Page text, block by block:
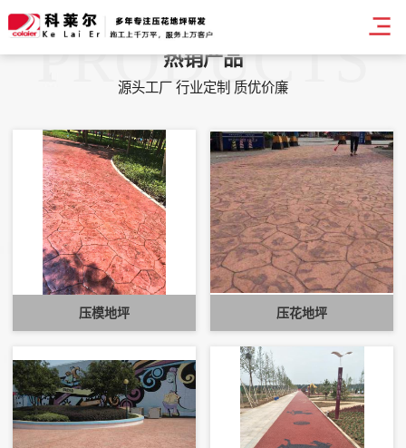
PRODUCTS
热销产品
源头工厂 行业定制 质优价廉
压模地坪 压花地坪